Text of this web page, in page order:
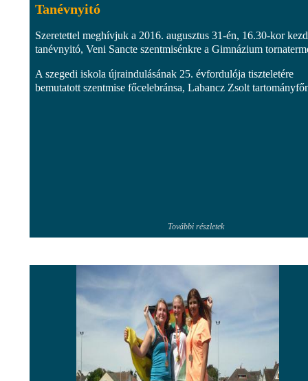
Tanévnyitó
Szeretettel meghívjuk a 2016. augusztus 31-én, 16.30-kor
tanévnyitó, Veni Sancte szentmisénkre a Gimnázium
A szegedi iskola újraindulásának 25. évfordulója tiszteletére
bemutatott szentmise főcelebránsa, Labancz Zsolt
További részletek